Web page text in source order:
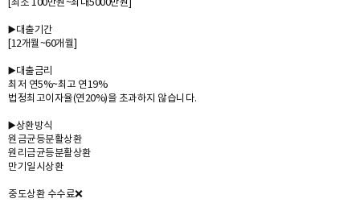
[최소 100만원~최대5000만원]
▶️대출기간
[12개월~60개월]
▶️대출금리
최저 연5%~최고 연19%
법정최고이자율(연20%)을 초과하지 않습니다.
▶️상환방식
원금균등분활상환
원리금균등분활상환
만기일시상환
중도상환 수수료❌️